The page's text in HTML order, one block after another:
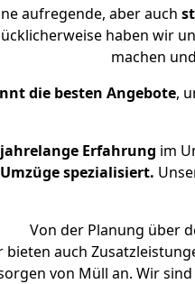
aufregende, aber auch
haben wir
machen und
die besten Angebote,
Erfahrung im
spezialisiert.
Von der Planung über
bieten auch
von Müll an. Wir